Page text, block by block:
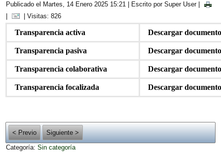
Publicado el Martes, 14 Enero 2025 15:21 Escrito por Super User|
|
| Visitas: 826
Transparencia activa Descargar
Transparencia pasiva Descargar
Transparencia colaborativa Descargar
Transparencia focalizada Descargar
< Previo
Siguiente >
Categoría:Sin categoría